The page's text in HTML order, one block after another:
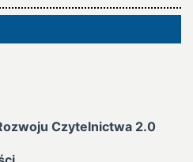
Czytelnictwa 2.0